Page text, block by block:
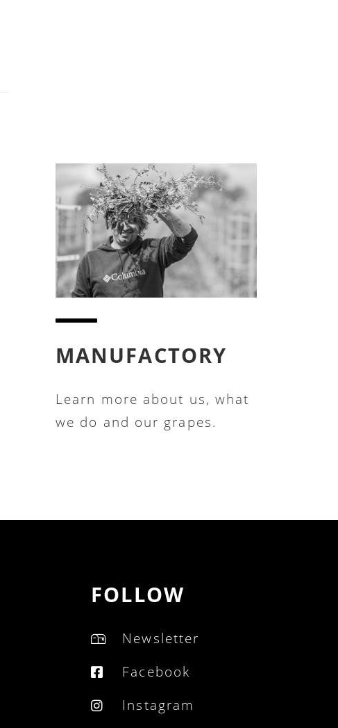
MANUFACTORY
Learn more about us, what
we do and our grapes.
FOLLOW
Newsletter
Facebook
Instagram